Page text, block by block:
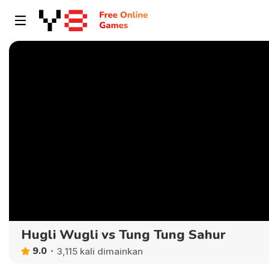
Hugli Wugli vs Tung Tung Sahur
9.0 3,115 kali dimainkan